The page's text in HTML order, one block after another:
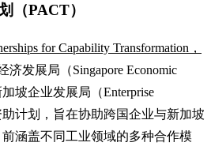
（PACT）
for Capability Transformation，
济发展局（Singapore Economic
坡企业发展局（Enterprise
助计划，旨在协助跨国企业与新加坡
涵盖不同工业领域的多种合作模